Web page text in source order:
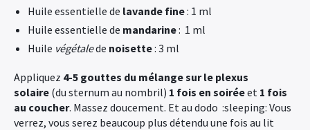
Huile essentielle de lavande fine: 1 ml
Huile essentielle de mandarine: 1 ml
Huile végétalede noisette: 3 ml
Appliquez 4-5 gouttes du mélange sur le plexus
solaire (du sternum au nombril) 1 fois en soiréeet 1 fois
au coucher. Massez doucement. Et au dodo :sleeping: Vous
verrez, vous serez beaucoup plus détendu une fois au lit